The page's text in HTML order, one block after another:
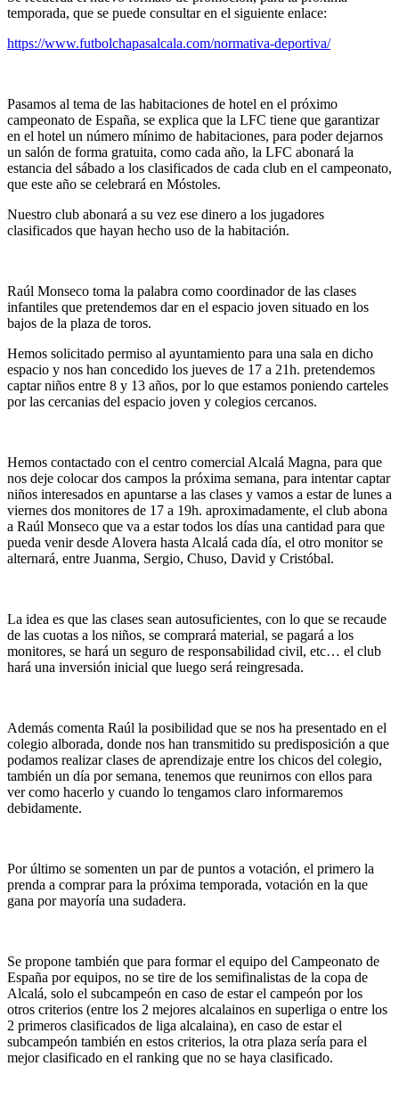
temporada, que se puede consultar en el siguiente enlace:
https://www.futbolchapasalcala.com/normativa-deportiva/
Pasamos al tema de las habitaciones de hotel en el próximo
campeonato de España, se explica que la LFC tiene que garantizar
en el hotel un número mínimo de habitaciones, para poder dejarnos
un salón de forma gratuita, como cada año, la LFC abonará la
estancia del sábado a los clasificados de cada club en el campeonato,
que este año se celebrará en Móstoles.
Nuestro club abonará a su vez ese dinero a los jugadores
clasificados que hayan hecho uso de la habitación.
Raúl Monseco toma la palabra como coordinador de las clases
infantiles que pretendemos dar en el espacio joven situado en los
bajos de la plaza de toros.
Hemos solicitado permiso al ayuntamiento para una sala en dicho
espacio y nos han concedido los jueves de 17 a 21h. pretendemos
captar niños entre 8 y 13 años, por lo que estamos poniendo carteles
por las cercanias del espacio joven y colegios cercanos.
Hemos contactado con el centro comercial Alcalá Magna, para que
nos deje colocar dos campos la próxima semana, para intentar captar
niños interesados en apuntarse a las clases y vamos a estar de lunes a
viernes dos monitores de 17 a 19h. aproximadamente, el club abona
a Raúl Monseco que va a estar todos los días una cantidad para que
pueda venir desde Alovera hasta Alcalá cada día, el otro monitor se
alternará, entre Juanma, Sergio, Chuso, David y Cristóbal.
La idea es que las clases sean autosuficientes, con lo que se recaude
de las cuotas a los niños, se comprará material, se pagará a los
monitores, se hará un seguro de responsabilidad civil, etc… el club
hará una inversión inicial que luego será reingresada.
Además comenta Raúl la posibilidad que se nos ha presentado en el
colegio alborada, donde nos han transmitido su predisposición a que
podamos realizar clases de aprendizaje entre los chicos del colegio,
también un día por semana, tenemos que reunirnos con ellos para
ver como hacerlo y cuando lo tengamos claro informaremos
debidamente.
Por último se somenten un par de puntos a votación, el primero la
prenda a comprar para la próxima temporada, votación en la que
gana por mayoría una sudadera.
Se propone también que para formar el equipo del Campeonato de
España por equipos, no se tire de los semifinalistas de la copa de
Alcalá, solo el subcampeón en caso de estar el campeón por los
otros criterios (entre los 2 mejores alcalainos en superliga o entre los
2 primeros clasificados de liga alcalaina), en caso de estar el
subcampeón también en estos criterios, la otra plaza sería para el
mejor clasificado en el ranking que no se haya clasificado.